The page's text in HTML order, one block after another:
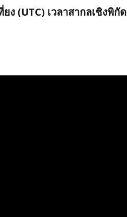
ง (UTC) เวลาสากลเชิงพิกัด